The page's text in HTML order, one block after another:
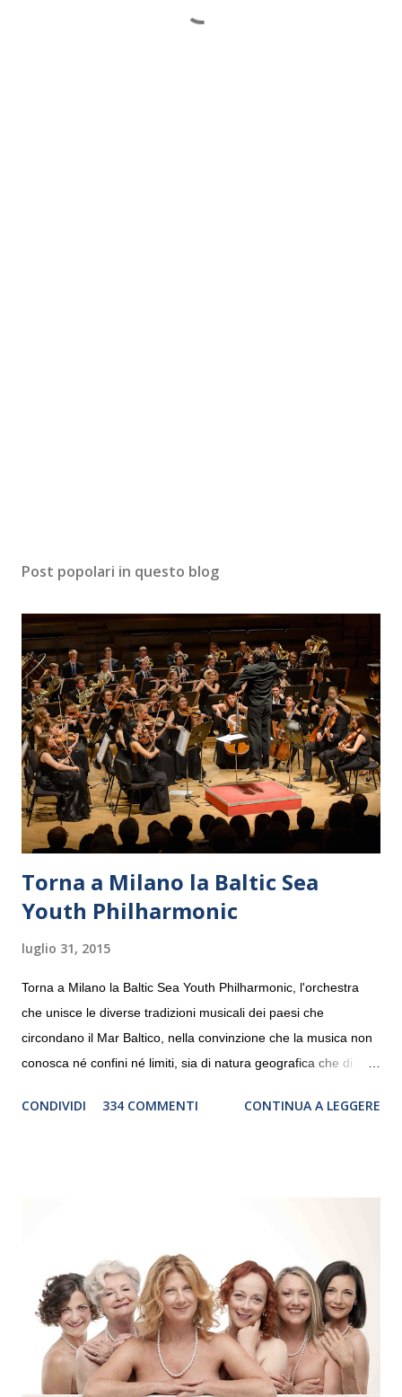
Post popolari in questo blog
Torna a Milano la Baltic Sea
Youth Philharmonic
luglio 31, 2015
Torna a Milano la Baltic Sea Youth Philharmonic, l'orchestra
che unisce le diverse tradizioni musicali dei paesi che
circondano il Mar Baltico, nella convinzione che la musica non
conosca né confini né limiti, sia di natura geografica che di
debutterà il 10 settembre a Heiden, in Germania, e toccherà, in
“Settembre dell’Accademia” dove si esibirà per il secondo anno
consecutivo. Il pubblico milanese avrà il piacere di applaudire i
giovani artisti della Baltic Sea Youth Philharmonic per la quarta
volta. L’orchestra, fondata nel 2008 da Kristjan Järvi (affiancato
da un prestigioso consiglio di consulent...
CONDIVIDI 334 COMMENTI CONTINUA A LEGGERE